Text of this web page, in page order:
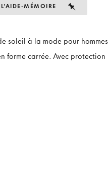
MÉMOIRE
soleil à la mode pour
forme carrée. Avec protection